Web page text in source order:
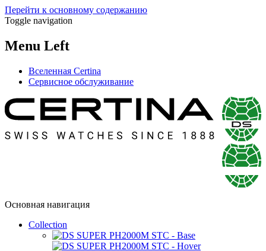
Перейти к основному содержанию
Toggle navigation
Menu Left
Вселенная Certina
Сервисное обслуживание
Основная навигация
Collection